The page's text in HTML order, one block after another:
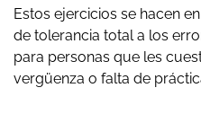
Estos ejercicios se hacen
de tolerancia total a los
para personas que les
vergüenza o falta de